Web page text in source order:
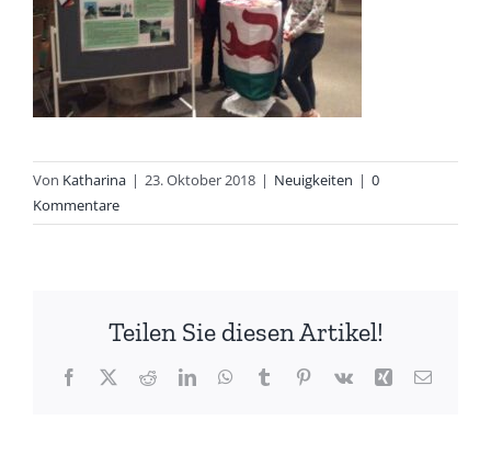
Von Katharina | 23. Oktober 2018 | Neuigkeiten | 0
Kommentare
Teilen Sie diesen Artikel!
Facebook
X RedditLinkedInWhatsApp
TumblrPinterest
Vk Xing E-